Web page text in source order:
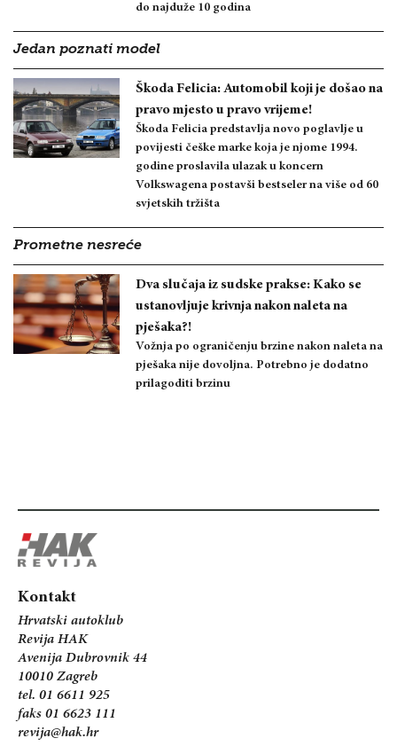
do najduže 10 godina
Jedan poznati model
Škoda Felicia: Automobil koji je došao na
pravo mjesto u pravo vrijeme!
Škoda Felicia predstavlja novo poglavlje u
povijesti češke marke koja je njome 1994.
godine proslavila ulazak u koncern
Volkswagena postavši bestseler na više od 60
svjetskih tržišta
Prometne nesreće
Dva slučaja iz sudske prakse: Kako se
ustanovljuje krivnja nakon naleta na
pješaka?!
Vožnja po ograničenju brzine nakon naleta na
pješaka nije dovoljna. Potrebno je dodatno
prilagoditi brzinu
Kontakt
Hrvatski autoklub
Revija HAK
Avenija Dubrovnik 44
10010 Zagreb
tel. 01 6611 925
faks 01 6623 111
revija@hak.hr